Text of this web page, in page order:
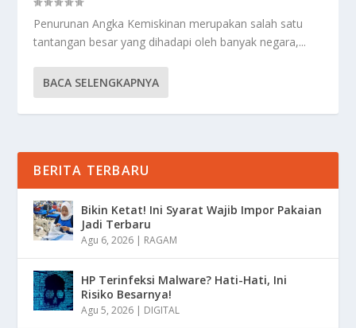
Penurunan Angka Kemiskinan merupakan salah satu
tantangan besar yang dihadapi oleh banyak negara,...
BACA SELENGKAPNYA
BERITA TERBARU
Bikin Ketat! Ini Syarat Wajib Impor Pakaian
Jadi Terbaru
Agu 6, 2026 | RAGAM
HP Terinfeksi Malware? Hati-Hati, Ini
Risiko Besarnya!
Agu 5, 2026 | DIGITAL